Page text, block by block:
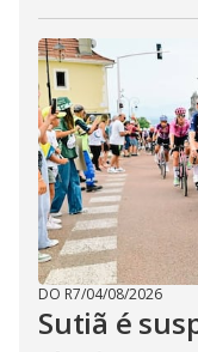
DO R7/04/08/2026
Sutiã é